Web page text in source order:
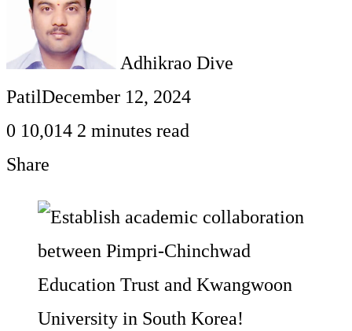
Adhikrao Dive
PatilDecember 12, 2024
0 10,014 2 minutes read
Share
Facebook
Twitter
LinkedIn
Pinterest
WhatsApp
Telegram
Share
Print